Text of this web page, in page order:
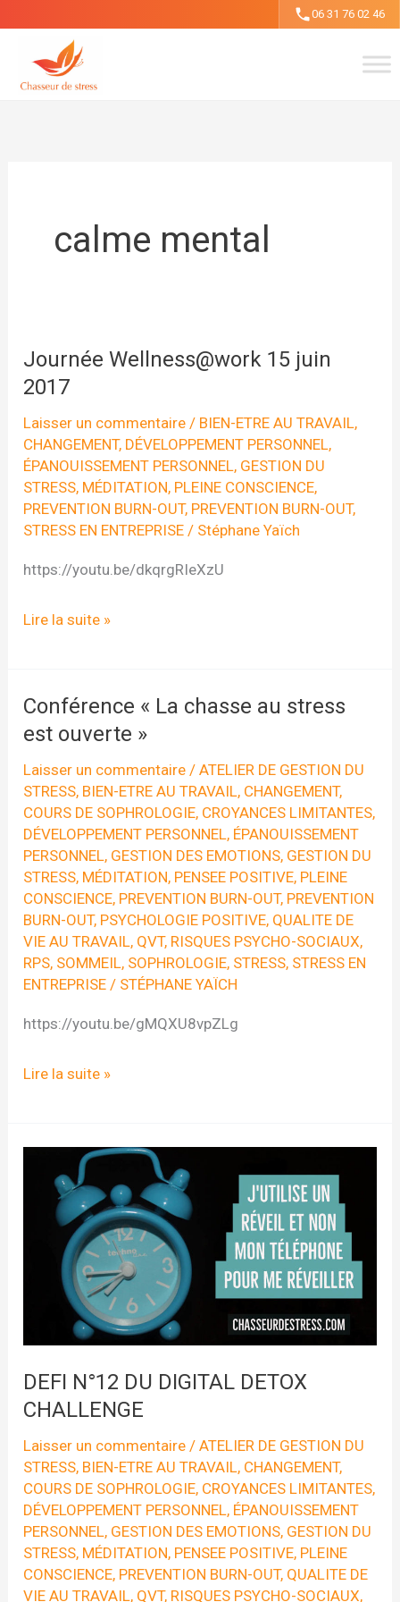
contenu
06 31 76 02 46
calme mental
Journée Wellness@work 15 juin
2017
Laisser un commentaire / BIEN-ETRE AU TRAVAIL,
CHANGEMENT, DÉVELOPPEMENT PERSONNEL,
ÉPANOUISSEMENT PERSONNEL, GESTION DU
STRESS, MÉDITATION, PLEINE CONSCIENCE,
PREVENTION BURN-OUT, PREVENTION BURN-OUT,
STRESS EN ENTREPRISE / Stéphane Yaïch
https://youtu.be/dkqrgRIeXzU
Journée
juin
2017
Lire la suite »
Conférence « La chasse au stress
est ouverte »
Laisser un commentaire /ATELIER DE GESTION DU
STRESS, BIEN-ETRE AU TRAVAIL, CHANGEMENT,
COURS DE SOPHROLOGIE, CROYANCES LIMITANTES,
DÉVELOPPEMENT PERSONNEL, ÉPANOUISSEMENT
PERSONNEL, GESTION DES EMOTIONS, GESTION DU
STRESS, MÉDITATION, PENSEE POSITIVE, PLEINE
CONSCIENCE, PREVENTION BURN-OUT, PREVENTION
BURN-OUT, PSYCHOLOGIE POSITIVE, QUALITE DE
VIE AU TRAVAIL, QVT, RISQUES PSYCHO-SOCIAUX,
RPS, SOMMEIL, SOPHROLOGIE, STRESS, STRESS EN
ENTREPRISE / STÉPHANE YAÏCH
https://youtu.be/gMQXU8vpZLg
Conférence
stress
ouverte »
Lire la suite »
DEFI N°12 DU DIGITAL DETOX
CHALLENGE
Laisser un commentaire /ATELIER DE GESTION DU
STRESS, BIEN-ETRE AU TRAVAIL, CHANGEMENT,
COURS DE SOPHROLOGIE, CROYANCES LIMITANTES,
DÉVELOPPEMENT PERSONNEL, ÉPANOUISSEMENT
PERSONNEL, GESTION DES EMOTIONS, GESTION DU
STRESS, MÉDITATION, PENSEE POSITIVE, PLEINE
CONSCIENCE, PREVENTION BURN-OUT, QUALITE DE
VIE AU TRAVAIL, QVT, RISQUES PSYCHO-SOCIAUX,